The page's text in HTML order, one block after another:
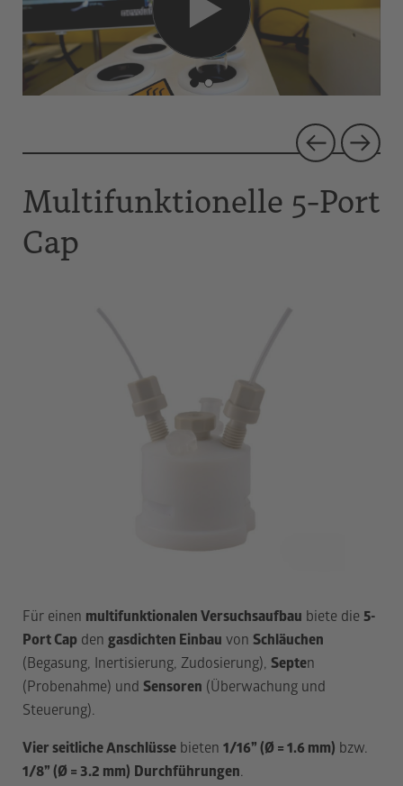
Multifunktionelle 5-Port
Cap
Für einen multifunktionalen Versuchsaufbau biete die 5-
Port Cap den gasdichten Einbau von Schläuchen
(Begasung, Inertisierung, Zudosierung), Septen
(Probenahme) und Sensoren (Überwachung und
Steuerung).
Vier seitliche Anschlüsse bieten 1/16” (Ø = 1.6 mm) bzw.
1/8” (Ø = 3.2 mm) Durchführungen.